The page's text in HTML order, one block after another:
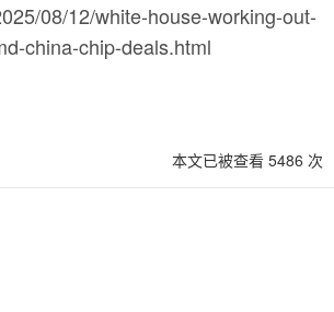
08/12/white-house-working-out-
china-chip-deals.html
本文已被查看 5486 次